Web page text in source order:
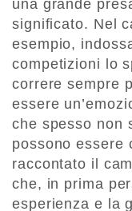
una grande
significato. Nel
esempio,
competizioni lo
correre sempre
essere
che spesso non
possono essere
raccontato il
che, in prima
esperienza e la